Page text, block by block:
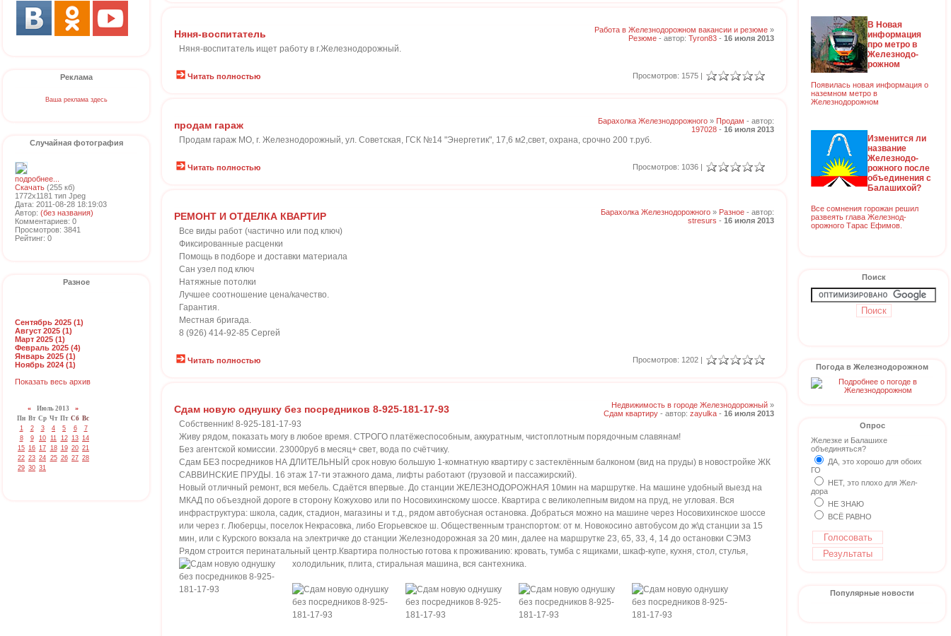
Реклама
Ваша реклама здесь
Случайная фотография
подробнее...
Скачать (255 кб)
1772x1181 тип Jpeg
Дата: 2011-08-28 18:19:03
Автор: (без названия)
Комментариев: 0
Просмотров: 3841
Рейтинг: 0
Разное
Сентябрь 2025 (1)
Август 2025 (1)
Март 2025 (1)
Февраль 2025 (4)
Январь 2025 (1)
Ноябрь 2024 (1)
Показать весь архив
« Июль 2013 »
Пн Вт Ср Чт Пт Сб Вс
1
2 3 4 5 6
7
8
9 10 11 12 13 14
15 16 17 18 19 20 21
22 23 24 25 26 27 28
29 30 31
Няня-воспитатель Работа в Железнодорожном вакансии и резюме »
Резюме - автор: Tyron83 - 16 июля 2013
Няня-воспитатель ищет работу в г.Железнодорожный.
Читать полностью Просмотров: 1575 |
продам гараж Барахолка Железнодорожного » Продам - автор:
197028 - 16 июля 2013
Продам гараж МО, г. Железнодорожный, ул. Советская, ГСК №14 "Энергетик", 17,6 м2,свет, охрана, срочно 200 т.руб.
Читать полностью Просмотров: 1036 |
РЕМОНТ И ОТДЕЛКА КВАРТИР Барахолка Железнодорожного » Разное - автор:
stresurs - 16 июля 2013
Все виды работ (частично или под ключ)
Фиксированные расценки
Помощь в подборе и доставки материала
Сан узел под ключ
Натяжные потолки
Лучшее соотношение цена/качество.
Гарантия.
Местная бригада.
8 (926) 414-92-85 Сергей
Читать полностью Просмотров: 1202 |
Сдам новую однушку без посредников 8-925-181-17-93 Недвижимость в городе Железнодорожный »
Сдам квартиру - автор: zayulka - 16 июля 2013
Собственник! 8-925-181-17-93
Живу рядом, показать могу в любое время. СТРОГО платёжеспособным, аккуратным, чистоплотным порядочным славянам!
Без агентской комиссии. 23000руб в месяц+ свет, вода по счётчику.
Сдам БЕЗ посредников НА ДЛИТЕЛЬНЫЙ срок новую большую 1-комнатную квартиру с застеклённым балконом (вид на пруды) в новостройке ЖК
САВВИНСКИЕ ПРУДЫ. 16 этаж 17-ти этажного дама, лифты работают (грузовой и пассажирский).
Новый отличный ремонт, вся мебель. Сдаётся впервые. До станции ЖЕЛЕЗНОДОРОЖНАЯ 10мин на маршрутке. На машине удобный выезд на
МКАД по объездной дороге в сторону Кожухово или по Носовихинскому шоссе. Квартира с великолепным видом на пруд, не угловая. Вся
инфраструктура: школа, садик, стадион, магазины и т.д., рядом автобусная остановка. Добраться можно на машине через Носовихинское шоссе
или через г. Люберцы, поселок Некрасовка, либо Егорьевское ш. Общественным транспортом: от м. Новокосино автобусом до ж\д станции за 15
мин, или с Курского вокзала на электричке до станции Железнодорожная за 20 мин, далее на маршрутке 23, 65, 33, 4, 14 до остановки СЭМЗ
Рядом строится перинатальный центр.Квартира полностью готова к проживанию: кровать, тумба с ящиками, шкаф-купе, кухня, стол, стулья,
холодильник, плита, стиральная машина, вся сантехника.
В Новая
информация
про метро в
Железнодо-
рожном
Появилась новая информация о
наземном метро в
Железнодорожном
Изменится ли
название
Железнодо-
рожного после
объединения с
Балашихой?
Все сомнения горожан решил
развеять глава Железнод-
орожного Тарас Ефимов.
Поиск
Погода в Железнодорожном
Опрос
Железке и Балашихе
объединяться?
ДА, это хорошо для обоих
ГО
НЕТ, это плохо для Жел-
дора
НЕ ЗНАЮ
ВСЁ РАВНО
Популярные новости